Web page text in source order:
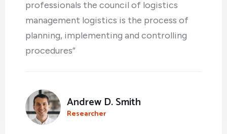
professionals the council of logistics
management logistics is the process of
planning, implementing and controlling
procedures”
Andrew D. Smith
Researcher